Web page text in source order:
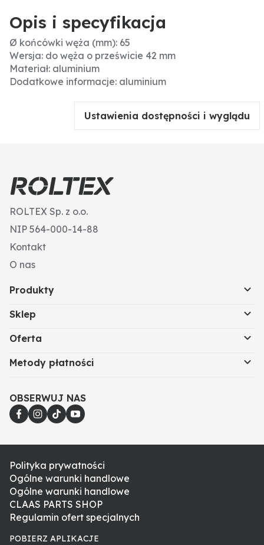
Opis i specyfikacja
Ø końcówki węża (mm): 65
Wersja: do węża o prześwicie 42 mm
Materiał: aluminium
Dodatkowe informacje: aluminium
Ustawienia dostępności i wyglądu
ROLTEX Sp. z o.o.
NIP 564-000-14-88
Kontakt
O nas
Produkty
Sklep
Oferta
Metody płatności
OBSERWUJ NAS
Polityka prywatności
Ogólne warunki handlowe
Ogólne warunki handlowe
CLAAS PARTS SHOP
Regulamin ofert specjalnych
POBIERZ APLIKACJE